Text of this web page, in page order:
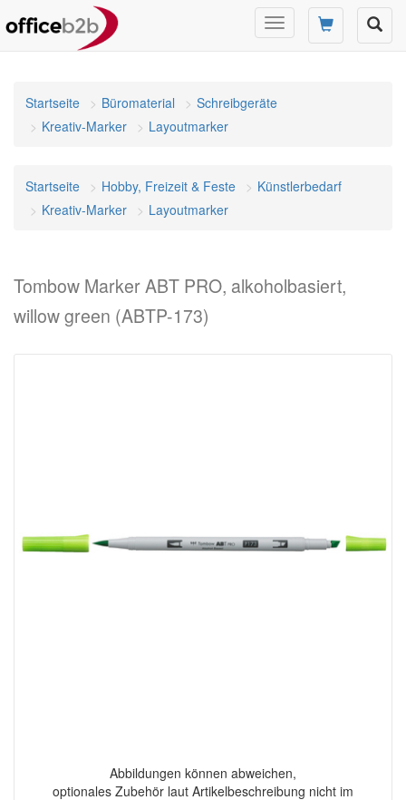
Navigation
umschalten
Startseite Büromaterial
Schreibgeräte
Kreativ-Marker
Layoutmarker
Startseite Hobby, Freizeit & Feste
Künstlerbedarf
Kreativ-Marker
Layoutmarker
Tombow Marker ABT PRO, alkoholbasiert,
willow green (ABTP-173)
Abbildungen können abweichen,
optionales Zubehör laut Artikelbeschreibung nicht im